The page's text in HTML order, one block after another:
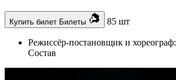
Купить билет Билеты 85 шт
Режиссёр-постановщик и хореограф:
Состав